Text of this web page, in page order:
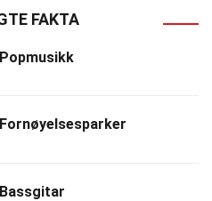
FAKTA